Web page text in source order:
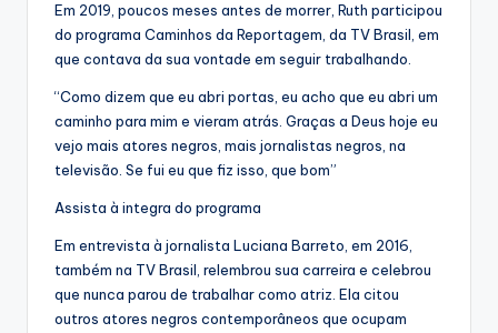
Em 2019, poucos meses antes de morrer, Ruth participou
do programa Caminhos da Reportagem, da TV Brasil, em
que contava da sua vontade em seguir trabalhando.
“Como dizem que eu abri portas, eu acho que eu abri um
caminho para mim e vieram atrás. Graças a Deus hoje eu
vejo mais atores negros, mais jornalistas negros, na
televisão. Se fui eu que fiz isso, que bom”
Assista à integra do programa
Em entrevista à jornalista Luciana Barreto, em 2016,
também na TV Brasil, relembrou sua carreira e celebrou
que nunca parou de trabalhar como atriz. Ela citou
outros atores negros contemporâneos que ocupam